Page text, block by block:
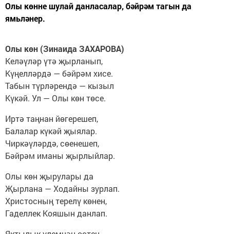
Олы көнне шулай данласалар, бәйрәм тагын да
ямьләнер.
Олы көн (Зинаида ЗАХАРОВА)
Келәүләр үтә җырланып,
Күңелләрдә — бәйрәм хисе.
Табын түрләрендә — кызыл
Күкәй. Ул — Олы көн төсе.
Иртә таңнан йөгерешеп,
Балалар күкәй җыялар.
Чиркәүләрдә, сөенешеп,
Бәйрәм иманы җырлыйлар.
Олы көн җырулары да
Җырлана — Ходайны зурлап.
Христосның терелү көнен,
Гаделлек Кояшын данлап.